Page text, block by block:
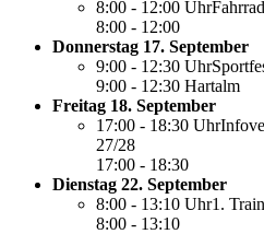
8:00 - 12:00
8:00 - 12:00
Donnerstag 17. September
9:00 - 12:30
9:00 - 12:30 Hartalm
Freitag 18. September
17:00 - 18:30
27/28
17:00 - 18:30
Dienstag 22. September
8:00 - 13:10 Uhr1.
8:00 - 13:10